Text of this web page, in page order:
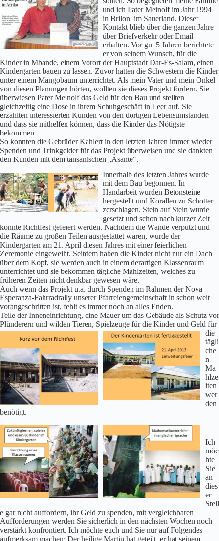
und ich Pater Meinolf im Jahr 1994
in Brilon, im Sauerland. Dieser
Kontakt blieb über die ganzen Jahre
über Briefverkehr oder Email
erhalten. Vor gut 5 Jahren berichtete
er von seinem Wunsch, für die
Kinder in Mbande, einem Vorort der Hauptstadt Dar-Es-Salam, einen
Kindergarten bauen zu lassen. Zuvor hatten die Schwestern die Kinder
unter einem Mangobaum unterrichtet. Als mein Vater und mein Onkel
von diesen Planungen hörten, wollten sie dieses Projekt fördern. Sie
überwiesen Pater Meinolf das Geld für den Bau und stellten
gleichzeitig eine Dose in ihrem Schuhgeschäft in Leer auf. Sie
erzählten interessierten Kunden von den dortigen Lebensumständen
und dass sie mithelfen können, dass die Kinder das Nötigste
bekommen.
So konnten die Gebrüder Kahlert in den letzten Jahren immer wieder
Spenden und Trinkgelder für das Projekt überweisen und sie dankten
den Kunden mit dem tansanischen „Asante“.
Innerhalb des letzten Jahres wurde
mit dem Bau begonnen. In
Handarbeit wurden Betonsteine
hergestellt und Korallen zu Schotter
zerschlagen. Stein auf Stein wurde
gesetzt und schon nach kurzer Zeit
konnte Richtfest gefeiert werden. Nachdem die Wände verputzt und
die Räume zu großen Teilen ausgestattet waren, wurde der
Kindergarten am 21. April diesen Jahres mit einer feierlichen
Zeremonie eingeweiht. Seitdem haben die Kinder nicht nur ein Dach
über dem Kopf, sie werden auch in einem derartigen Klassenraum
unterrichtet und sie bekommen tägliche Mahlzeiten, welches zu
früheren Zeiten nicht denkbar gewesen wäre.
Auch wenn das Projekt u.a. durch Spenden im Rahmen der Nova
Esperanza-Fahrradrally unserer Pfarreiengemeinschaft in schon weit
vorangeschritten ist, fehlt es immer noch an alles Enden.
Teile der Inneneinrichtung, eine Mauer um das Gebäude als Schutz vor
Plünderern und wilden Tieren, Spielzeuge für die Kinder und Geld für
die
tägli
che
n
Ma
hlze
iten
wer
den
benötigt.
Ich
möc
hte
Sie
an
dies
er
Stell
e gar nicht auffordern, ihr Geld zu spenden, mit vergleichbaren
Aufforderungen werden Sie sicherlich in den nächsten Wochen noch
verstärkt konfrontiert. Ich möchte euch und Sie nur auf Folgendes
aufmerksam machen: Der heilige Martin hat geteilt, er hat seinem